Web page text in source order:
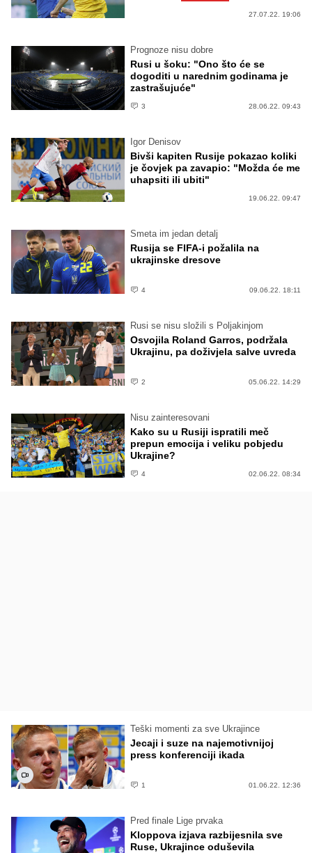
27.07.22. 19:06
Prognoze nisu dobre
Rusi u šoku: "Ono što će se
dogoditi u narednim godinama je
zastrašujuće"
3 28.06.22. 09:43
Igor Denisov
Bivši kapiten Rusije pokazao koliki
je čovjek pa zavapio: "Možda će me
uhapsiti ili ubiti"
19.06.22. 09:47
Smeta im jedan detalj
Rusija se FIFA-i požalila na
ukrajinske dresove
4 09.06.22. 18:11
Rusi se nisu složili s Poljakinjom
Osvojila Roland Garros, podržala
Ukrajinu, pa doživjela salve uvreda
2 05.06.22. 14:29
Nisu zainteresovani
Kako su u Rusiji ispratili meč
prepun emocija i veliku pobjedu
Ukrajine?
4 02.06.22. 08:34
Teški momenti za sve Ukrajince
Jecaji i suze na najemotivnijoj
press konferenciji ikada
1 01.06.22. 12:36
Pred finale Lige prvaka
Kloppova izjava razbijesnila sve
Ruse, Ukrajince oduševila